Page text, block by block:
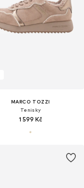
MARCO TOZZI
Tenisky
1 599 Kč